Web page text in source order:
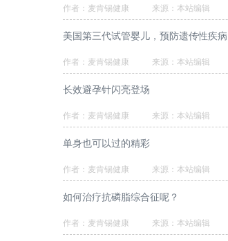
作者：麦肯锡健康 来源：本站编辑
美国第三代试管婴儿，预防遗传性疾病
作者：麦肯锡健康 来源：本站编辑
长效避孕针闪亮登场
作者：麦肯锡健康 来源：本站编辑
单身也可以过的精彩
作者：麦肯锡健康 来源：本站编辑
如何治疗抗磷脂综合征呢？
作者：麦肯锡健康 来源：本站编辑